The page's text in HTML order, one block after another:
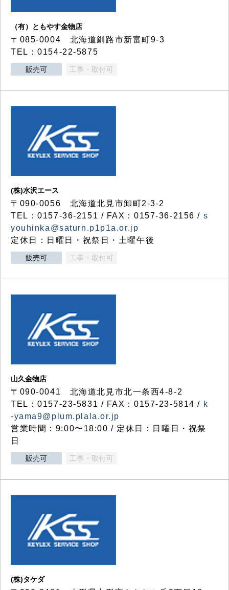
（有）ともやす金物店
〒085-0004 北海道釧路市新富町9-3
TEL：0154-22-5875
販売可 工事・取付可
(株)水沢エース
〒090-0056 北海道北見市卸町2-3-2
TEL：0157-36-2151 / FAX：0157-36-2156 / s
youhinka@saturn.p1p1a.or.jp
定休日：日曜日・祝祭日・土曜午後
販売可 工事・取付可
山久金物店
〒090-0041 北海道北見市北一条西4-8-2
TEL：0157-23-5831 / FAX：0157-23-5814 / k
-yama9@plum.plala.or.jp
営業時間：9:00〜18:00 / 定休日：日曜日・祝祭
日
販売可 工事・取付可
(株)タケダ